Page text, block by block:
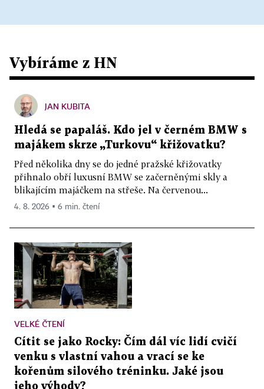
Vybíráme z HN
JAN KUBITA
Hledá se papaláš. Kdo jel v černém BMW s
majákem skrze „Turkovu“ křižovatku?
Před několika dny se do jedné pražské křižovatky
přihnalo obří luxusní BMW se začerněnými skly a
blikajícím majáčkem na střeše. Na červenou...
4. 8. 2026 ▪ 6 min. čtení
VELKÉ ČTENÍ
Cítit se jako Rocky: Čím dál víc lidí cvičí
venku s vlastní vahou a vrací se ke
kořenům silového tréninku. Jaké jsou
jeho výhody?